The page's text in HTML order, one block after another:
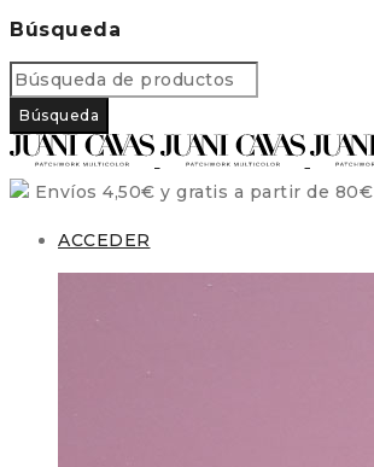
Búsqueda
Envíos 4,50€ y gratis a partir de 80€
ACCEDER